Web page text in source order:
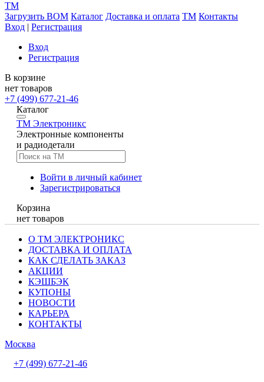
TM
Загрузить BOM Каталог Доставка и оплата TM Контакты
Вход | Регистрация
Вход
Регистрация
В корзине
нет товаров
+7 (499) 677-21-46
Каталог
TM Электроникс
Электронные компоненты
и радиодетали
Войти в личный кабинет
Зарегистрироваться
Корзина
нет товаров
О ТМ ЭЛЕКТРОНИКС
ДОСТАВКА И ОПЛАТА
КАК СДЕЛАТЬ ЗАКАЗ
АКЦИИ
КЭШБЭК
КУПОНЫ
НОВОСТИ
КАРЬЕРА
КОНТАКТЫ
Москва
+7 (499) 677-21-46